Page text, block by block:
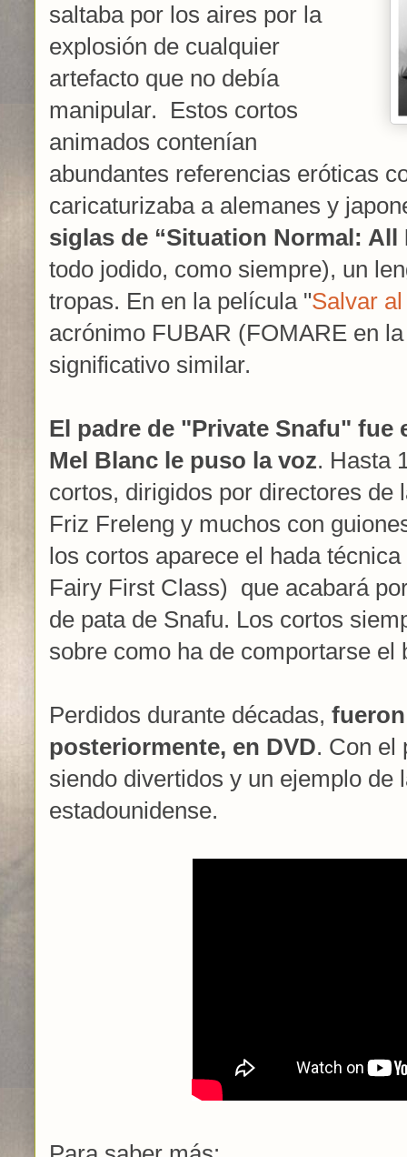
saltaba por los aires por la
explosión de cualquier
artefacto que no debía
manipular. Estos cortos
animados contenían
abundantes referencias eróticas
caricaturizaba a alemanes y
siglas de “Situation Normal: All
todo jodido, como siempre), un
tropas. En en la película "Salvar
acrónimo FUBAR (FOMARE en
significativo similar.
El padre de "Private Snafu" fue
Mel Blanc le puso la voz. Hasta
cortos, dirigidos por directores de
Friz Freleng y muchos con
los cortos aparece el hada
Fairy First Class) que acabará
de pata de Snafu. Los cortos
sobre como ha de comportarse el
Perdidos durante décadas,
posteriormente, en DVD. Con el
siendo divertidos y un ejemplo de
estadounidense.